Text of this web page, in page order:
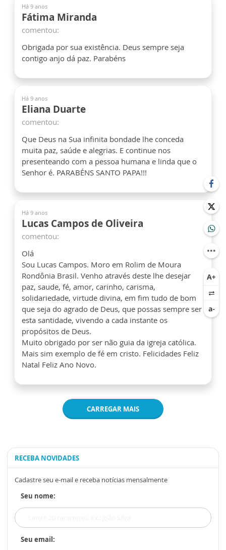
Há 9 anos
Fátima Miranda
comentou:
Obrigada por sua existência. Deus sempre seja
contigo anjo dá paz. Parabéns
Há 9 anos
Eliana Duarte
comentou:
Que Deus na Sua infinita bondade lhe conceda
muita paz, saúde e alegrias. E continue nos
presenteando com a pessoa humana e linda que o
Senhor é. PARABÉNS SANTO PAPA!!!
Há 9 anos
Lucas Campos de Oliveira
comentou:
Olá
Sou Lucas Campos. Moro em Rolim de Moura
Rondônia Brasil. Venho através deste lhe desejar
paz, saude, fé, amor, carinho, carisma,
solidariedade, virtude divina, em fim tudo de bom
que seja do agrado de Deus, que possas sempre ser
esta santidade, vivendo a cada instante os
propósitos de Deus.
Muito obrigado por ser não guia da igreja católica.
Mais sim exemplo de fé em cristo. Felicidades Feliz
Natal Feliz Ano Novo.
CARREGAR MAIS
RECEBA NOVIDADES
Cadastre seu e-mail e receba notícias mensalmente
Seu nome:
Seu email: